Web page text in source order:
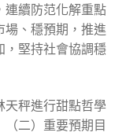
連續防范化解重點
場、穩預期，推進
，堅持社會協調穩
秤進行甜點哲學
二）重要預期目